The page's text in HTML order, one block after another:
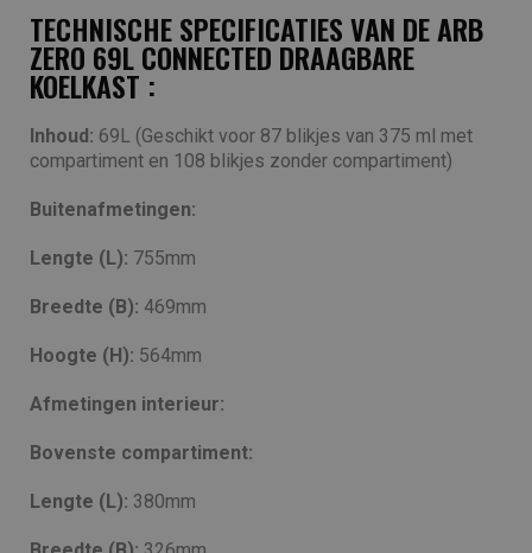
TECHNISCHE SPECIFICATIES VAN DE ARB
ZERO 69L CONNECTED DRAAGBARE
KOELKAST :
Inhoud: 69L (Geschikt voor 87 blikjes van 375 ml met
compartiment en 108 blikjes zonder compartiment)
Buitenafmetingen:
Lengte (L): 755mm
Breedte (B): 469mm
Hoogte (H): 564mm
Afmetingen interieur:
Bovenste compartiment:
Lengte (L): 380mm